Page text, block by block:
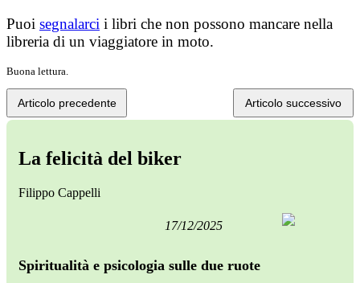
Puoi segnalarci i libri che non possono mancare nella
libreria di un viaggiatore in moto.
Buona lettura.
Articolo precedente Articolo successivo
La felicità del biker
Filippo Cappelli
17/12/2025
Spiritualità e psicologia sulle due ruote